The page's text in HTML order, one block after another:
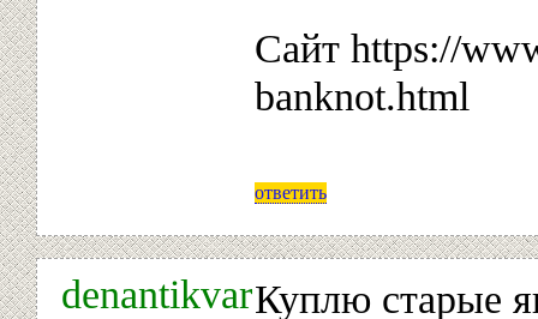
Сайт https://
banknot.html
ответить
denantikvarКуплю старые